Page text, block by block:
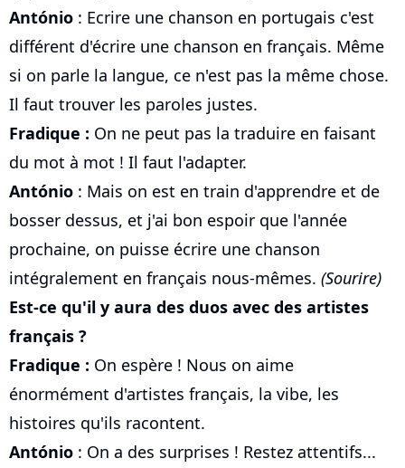
António : Ecrire une chanson en portugais c'est
différent d'écrire une chanson en français. Même
si on parle la langue, ce n'est pas la même chose.
Il faut trouver les paroles justes.
Fradique : On ne peut pas la traduire en faisant
du mot à mot ! Il faut l'adapter.
António : Mais on est en train d'apprendre et de
bosser dessus, et j'ai bon espoir que l'année
prochaine, on puisse écrire une chanson
intégralement en français nous-mêmes. (Sourire)
Est-ce qu'il y aura des duos avec des artistes
français ?
Fradique : On espère ! Nous on aime
énormément d'artistes français, la vibe, les
histoires qu'ils racontent.
António : On a des surprises ! Restez attentifs...